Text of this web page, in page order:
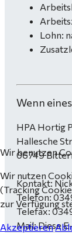
Lohn:
Wenn
HPA Hortig
Hallesche
06749
Kontakt:
Telefon:
Telefax:
Mail:Diese
Wir benutzen
Wir nutzen
(Tracking
zur Verfügung
Akzeptieren